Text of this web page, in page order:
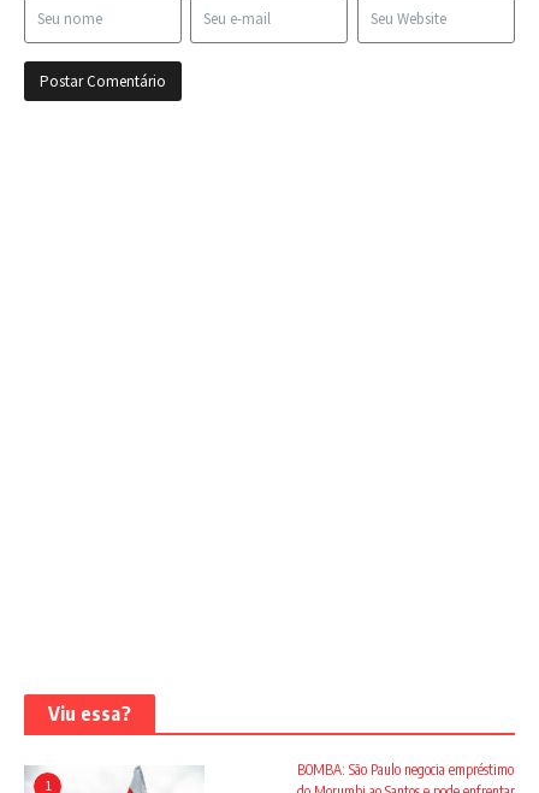
Viu essa?
1
BOMBA: São Paulo negocia empréstimo